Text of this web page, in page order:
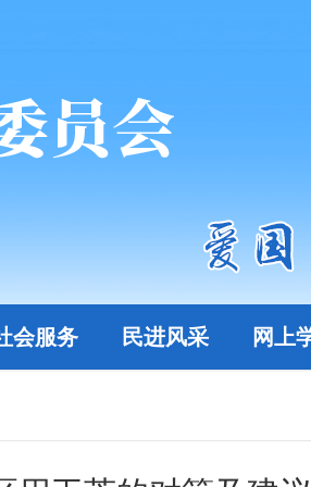
会服务 民进风采 网上